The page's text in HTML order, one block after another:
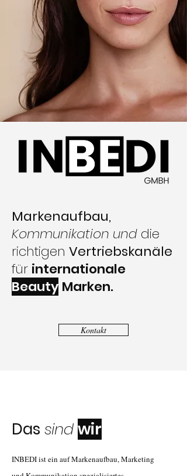
Markenaufbau,
Kommunikation und die
richtigen Vertriebskanäle
für internationale
Beauty Marken.
Kontakt
Das sindwir
INBEDI ist ein auf Markenaufbau, Marketing